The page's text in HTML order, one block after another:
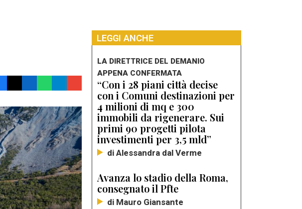
LEGGI ANCHE
LA DIRETTRICE DEL DEMANIO
APPENA CONFERMATA
“Con i 28 piani città decise
con i Comuni destinazioni per
4 milioni di mq e 300
immobili da rigenerare. Sui
primi 90 progetti pilota
investimenti per 3,5 mld”
di Alessandra dal Verme
Avanza lo stadio della Roma,
consegnato il Pfte
di Mauro Giansante